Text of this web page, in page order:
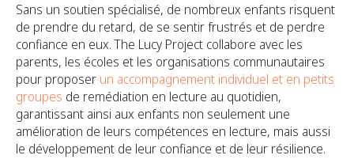
Sans un soutien spécialisé, de nombreux enfants risquent
de prendre du retard, de se sentir frustrés et de perdre
confiance en eux. The Lucy Project collabore avec les
parents, les écoles et les organisations communautaires
pour proposer un accompagnement individuel et en petits
groupes de remédiation en lecture au quotidien,
garantissant ainsi aux enfants non seulement une
amélioration de leurs compétences en lecture, mais aussi
le développement de leur confiance et de leur résilience.